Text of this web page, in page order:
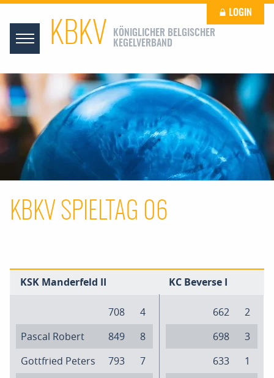
KBKV
KÖNIGLICHER BELGISCHER
KEGELVERBAND
LOGIN
KBKV SPIELTAG 06
KSK Manderfeld II KC Beverse I
708
4
Pascal Robert
849
8
Gottfried Peters
793
7
662
2
698
3
633
1